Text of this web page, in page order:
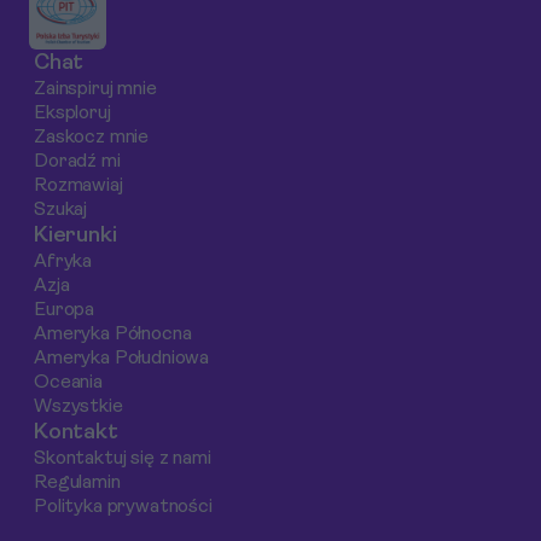
na gastronomiczne
doznania w Hiszpanii w
latach 2025-2026.
Chat
Zainspiruj mnie
Eksploruj
Zaskocz mnie
Doradź mi
Rozmawiaj
Szukaj
Kierunki
Afryka
Azja
Europa
Ameryka Północna
Ameryka Południowa
Oceania
Wszystkie
Kontakt
Skontaktuj się z nami
Regulamin
Polityka prywatności